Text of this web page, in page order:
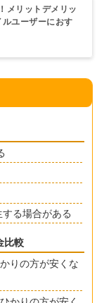
メリットデメリッ
ルユーザーにおす
る場合がある
比較
りの方が安くな